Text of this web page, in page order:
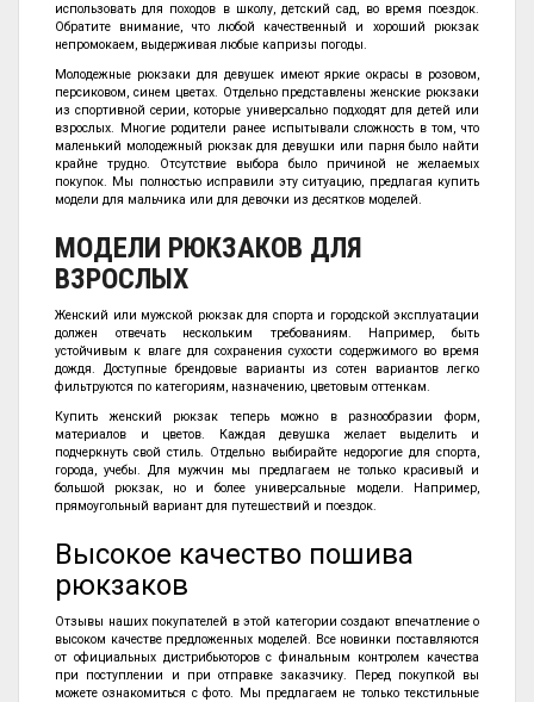
использовать для походов в школу, детский сад, во время поездок.
Обратите внимание, что любой качественный и хороший рюкзак
непромокаем, выдерживая любые капризы погоды.
Молодежные рюкзаки для девушек имеют яркие окрасы в розовом,
персиковом, синем цветах. Отдельно представлены женские рюкзаки
из спортивной серии, которые универсально подходят для детей или
взрослых. Многие родители ранее испытывали сложность в том, что
маленький молодежный рюкзак для девушки или парня было найти
крайне трудно. Отсутствие выбора было причиной не желаемых
покупок. Мы полностью исправили эту ситуацию, предлагая купить
модели для мальчика или для девочки из десятков моделей.
МОДЕЛИ РЮКЗАКОВ ДЛЯ
ВЗРОСЛЫХ
Женский или мужской рюкзак для спорта и городской эксплуатации
должен отвечать нескольким требованиям. Например, быть
устойчивым к влаге для сохранения сухости содержимого во время
дождя. Доступные брендовые варианты из сотен вариантов легко
фильтруются по категориям, назначению, цветовым оттенкам.
Купить женский рюкзак теперь можно в разнообразии форм,
материалов и цветов. Каждая девушка желает выделить и
подчеркнуть свой стиль. Отдельно выбирайте недорогие для спорта,
города, учебы. Для мужчин мы предлагаем не только красивый и
большой рюкзак, но и более универсальные модели. Например,
прямоугольный вариант для путешествий и поездок.
Высокое качество пошива
рюкзаков
Отзывы наших покупателей в этой категории создают впечатление о
высоком качестве предложенных моделей. Все новинки поставляются
от официальных дистрибьюторов с финальным контролем качества
при поступлении и при отправке заказчику. Перед покупкой вы
можете ознакомиться с фото. Мы предлагаем не только текстильные